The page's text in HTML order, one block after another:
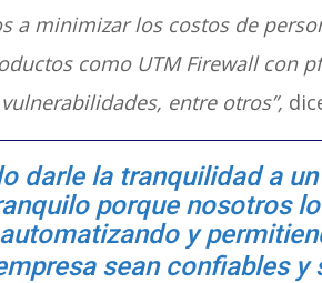
a minimizar los costos de
como UTM Firewall con
entre otros”,
darle la tranquilidad a
porque nosotros
y
sean confiables y